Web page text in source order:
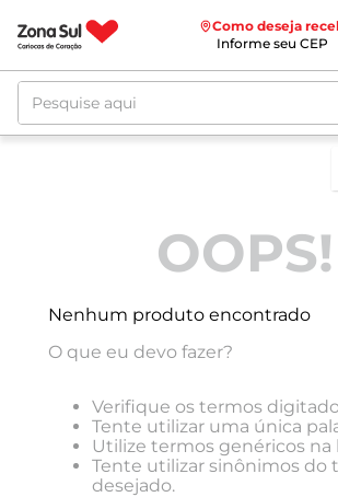
Como deseja
Informe seu CEP
Pesquise aqui
OOPS!
Nenhum produto encontrado
O que eu devo fazer?
Verifique os termos
Tente utilizar uma única
Utilize termos genéricos na
Tente utilizar sinônimos do
desejado.